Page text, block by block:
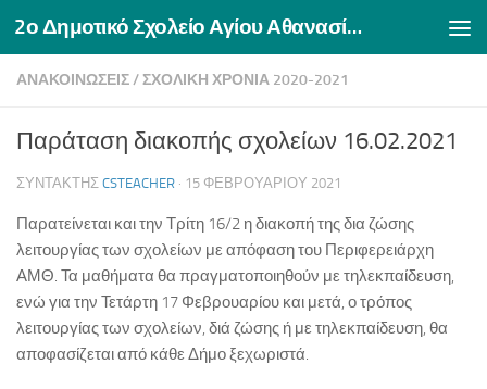
Skip to content 2ο Δημοτικό Σχολείο Αγίου Αθανασίου Δράμας
ΑΝΑΚΟΙΝΏΣΕΙΣ/ΣΧΟΛΙΚΉ ΧΡΟΝΙΆ 2020-2021
Παράταση διακοπής σχολείων 16.02.2021
ΣΥΝΤΆΚΤΗΣ CSTEACHER · 15 ΦΕΒΡΟΥΑΡΊΟΥ 2021
Παρατείνεται και την Τρίτη 16/2 η διακοπή της δια ζώσης
λειτουργίας των σχολείων με απόφαση του Περιφερειάρχη
ΑΜΘ. Τα μαθήματα θα πραγματοποιηθούν με τηλεκπαίδευση,
ενώ για την Τετάρτη 17 Φεβρουαρίου και μετά, ο τρόπος
λειτουργίας των σχολείων, διά ζώσης ή με τηλεκπαίδευση, θα
αποφασίζεται από κάθε Δήμο ξεχωριστά.